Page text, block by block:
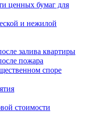
ценных бумаг для
и нежилой
залива квартиры
пожара
споре
стоимости